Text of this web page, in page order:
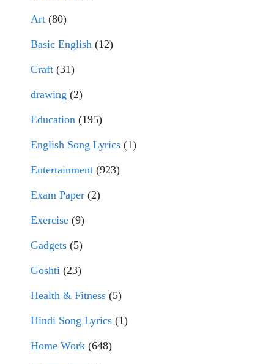
Art (80)
Basic English (12)
Craft (31)
drawing (2)
Education (195)
English Song Lyrics (1)
Entertainment (923)
Exam Paper (2)
Exercise (9)
Gadgets (5)
Goshti (23)
Health & Fitness (5)
Hindi Song Lyrics (1)
Home Work (648)